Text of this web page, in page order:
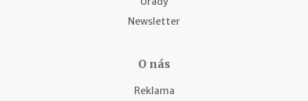
Newsletter
O nás
Reklama